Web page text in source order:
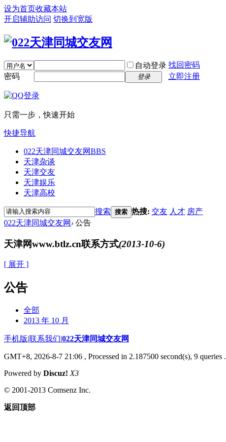
设为首页收藏本站
开启辅助访问 切换到宽版
自动登录 找回密码
密码
登录 立即注册
只需一步，快速开始
快捷导航
022天津同城交友网BBS
天津杂谈
天津交友
天津娱乐
天津高校
搜索 搜索 热搜: 交友 人才 房产
022天津同城交友网 › 公告
天津网www.btlz.cn联系方式(2013-10-6)
[ 展开 ]
公告
全部
2013 年 10 月
手机版|联系我们|022天津同城交友网
GMT+8, 2026-8-7 21:06 , Processed in 2.187500 second(s), 9 queries .
Powered by Discuz! X3
© 2001-2013 Comsenz Inc.
返回顶部